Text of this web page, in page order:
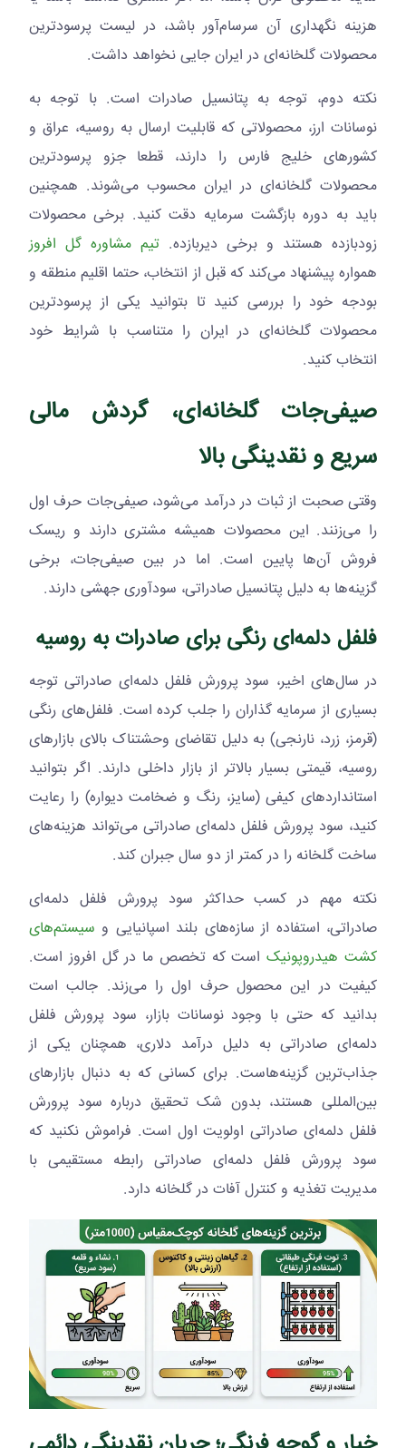
هزینه نگهداری آن سرسام‌آور باشد، در لیست پرسودترین
محصولات گلخانه‌ای در ایران جایی نخواهد داشت.
نکته دوم، توجه به پتانسیل صادرات است. با توجه به
نوسانات ارز، محصولاتی که قابلیت ارسال به روسیه، عراق و
کشورهای خلیج فارس را دارند، قطعا جزو پرسودترین
محصولات گلخانه‌ای در ایران محسوب می‌شوند. همچنین
باید به دوره بازگشت سرمایه دقت کنید. برخی محصولات
زودبازده هستند و برخی دیربازده. تیم مشاوره گل افروز
همواره پیشنهاد می‌کند که قبل از انتخاب، حتما اقلیم منطقه و
بودجه خود را بررسی کنید تا بتوانید یکی از پرسودترین
محصولات گلخانه‌ای در ایران را متناسب با شرایط خود
انتخاب کنید.
صیفی‌جات گلخانه‌ای، گردش مالی
سریع و نقدینگی بالا
وقتی صحبت از ثبات در درآمد می‌شود، صیفی‌جات حرف اول
را می‌زنند. این محصولات همیشه مشتری دارند و ریسک
فروش آن‌ها پایین است. اما در بین صیفی‌جات، برخی
گزینه‌ها به دلیل پتانسیل صادراتی، سودآوری جهشی دارند.
فلفل دلمه‌ای رنگی برای صادرات به روسیه
در سال‌های اخیر، سود پرورش فلفل دلمه‌ای صادراتی توجه
بسیاری از سرمایه گذاران را جلب کرده است. فلفل‌های رنگی
(قرمز، زرد، نارنجی) به دلیل تقاضای وحشتناک بالای بازارهای
روسیه، قیمتی بسیار بالاتر از بازار داخلی دارند. اگر بتوانید
استانداردهای کیفی (سایز، رنگ و ضخامت دیواره) را رعایت
کنید، سود پرورش فلفل دلمه‌ای صادراتی می‌تواند هزینه‌های
ساخت گلخانه را در کمتر از دو سال جبران کند.
نکته مهم در کسب حداکثر سود پرورش فلفل دلمه‌ای
صادراتی، استفاده از سازه‌های بلند اسپانیایی و سیستم‌های
کشت هیدروپونیکاست که تخصص ما در گل افروز است.
کیفیت در این محصول حرف اول را می‌زند. جالب است
بدانید که حتی با وجود نوسانات بازار، سود پرورش فلفل
دلمه‌ای صادراتی به دلیل درآمد دلاری، همچنان یکی از
جذاب‌ترین گزینه‌هاست. برای کسانی که به دنبال بازارهای
بین‌المللی هستند، بدون شک تحقیق درباره سود پرورش
فلفل دلمه‌ای صادراتی اولویت اول است. فراموش نکنید که
سود پرورش فلفل دلمه‌ای صادراتی رابطه مستقیمی با
مدیریت تغذیه و کنترل آفات در گلخانه دارد.